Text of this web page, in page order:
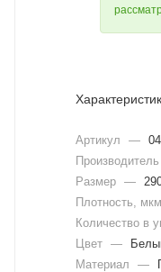
Артикул —
Производитель
Размер —
Плотность, мкм
Количество в
Цвет —
Материал
—